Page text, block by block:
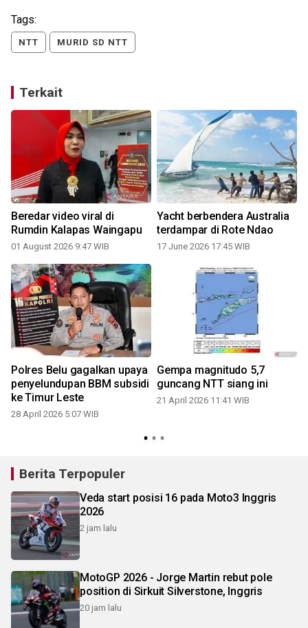
Tags:
NTT MURID SD NTT
Terkait
Beredar video viral di
Rumdin Kalapas Waingapu
01 August 2026 9:47 WIB
Yacht berbendera Australia
terdampar di Rote Ndao
17 June 2026 17:45 WIB
Polres Belu gagalkan upaya
penyelundupan BBM subsidi
ke Timur Leste
28 April 2026 5:07 WIB
Gempa magnitudo 5,7
guncang NTT siang ini
21 April 2026 11:41 WIB
Berita Terpopuler
Veda start posisi 16 pada Moto3 Inggris
2026
2 jam lalu
MotoGP 2026 - Jorge Martin rebut pole
position di Sirkuit Silverstone, Inggris
20 jam lalu